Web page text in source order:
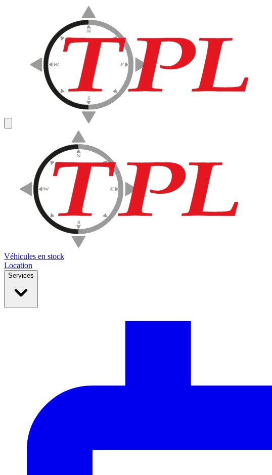
Véhicules en stock
Location
Services